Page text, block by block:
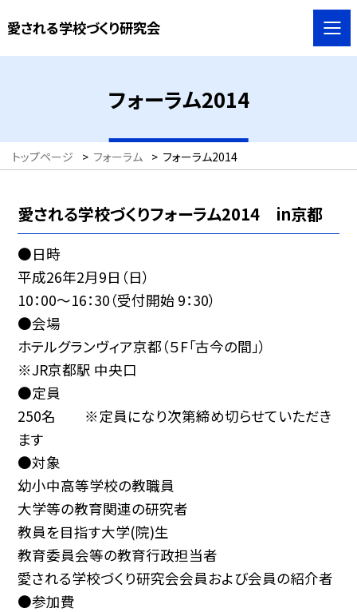
愛される学校づくり研究会
フォーラム2014
トップページ > フォーラム > フォーラム2014
愛される学校づくりフォーラム2014 in京都
●日時
平成26年2月9日（日）
10：00〜16：30（受付開始 9：30）
●会場
ホテルグランヴィア京都（５F「古今の間」）
※JR京都駅 中央口
●定員
250名 ※定員になり次第締め切らせていただき
ます
●対象
幼小中高等学校の教職員
大学等の教育関連の研究者
教員を目指す大学(院)生
教育委員会等の教育行政担当者
愛される学校づくり研究会会員および会員の紹介者
●参加費